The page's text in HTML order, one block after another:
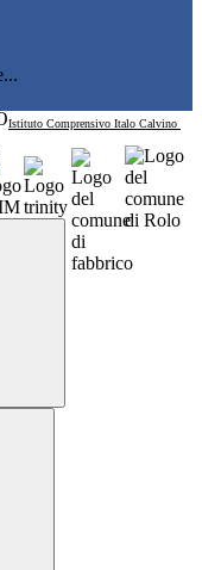
Istituto Comprensivo Italo Calvino